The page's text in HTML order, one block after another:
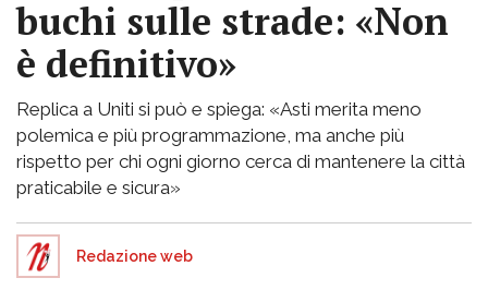
buchi sulle strade: «Non
è definitivo»
Replica a Uniti si può e spiega: «Asti merita meno
polemica e più programmazione, ma anche più
rispetto per chi ogni giorno cerca di mantenere la città
praticabile e sicura»
Redazione web